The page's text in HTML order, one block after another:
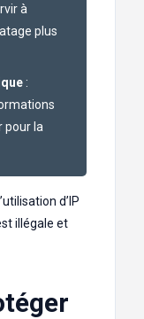
à
plus
:
pour la
d’IP
illégale et